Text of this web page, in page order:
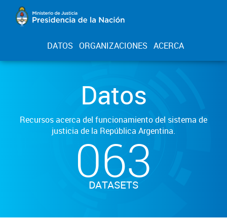
DATOS ORGANIZACIONES ACERCA
Datos
Recursos acerca del funcionamiento del sistema de
justicia de la República Argentina.
063
DATASETS